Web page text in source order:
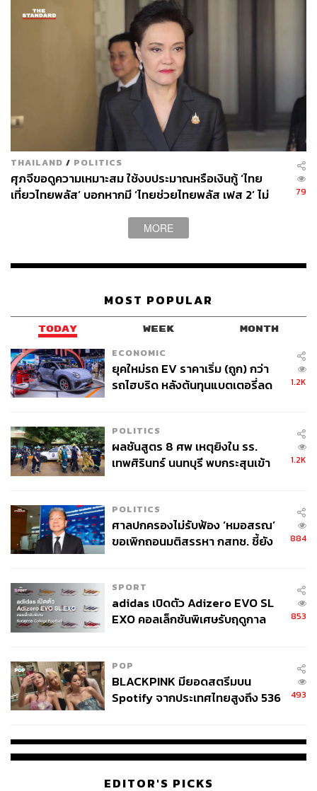
มาตรการช่วยเหลือผู้กู้ยืมเงินเพื่อเป็นของขวัญปีใหม่
พ.ศ. 2566 จากกองทุนเงินให้กู้ยืมเพื่อการศึกษา (กยศ.)
มาตรการของขวัญปีใหม่ปี 2566 ให้กับลูกค้ารายย่อยที่
ไม่มีหลักประกัน / ผู้ค้ำประกัน จากบริษัท บริหาร
สินทรัพย์ ธนาคารอิสลามแห่งประเทศไทย จำกัด
โครงการเที่ยวปีใหม่สุขใจไปกับพิพิธภัณฑ์ธนารักษ์
เพื่อมอบเป็นของขวัญปีใหม่ พ.ศ. 2566 ให้แก่ประชาชน
โครงการสนับสนุนตลาดทุนและเศรษฐกิจของประเทศ
ให้เติบโตอย่างยั่งยืน ลดภาระแก่ผู้ประกอบธุรกิจเพื่อ
ความสุขที่มั่นคงของทุกภาคส่วน จากสำนักงานคณะ
กรรมการกำกับหลักทรัพย์และตลาดหลักทรัพย์ (ก.ล.ต.)
โครงการส่งเสริมให้ประชาชนและผู้ลงทุนมีศักยภาพ
ถูกหลอกลวง จากสำนักงานคณะกรรมการกำกับหลัก
โครงการกรมธรรม์ประกันภัยรายย่อย (ไมโครอินชัว
รันส์) สำหรับเทศกาลปีใหม่ พ.ศ. 2566 จากสำนักงาน
คณะกรรมการกำกับและส่งเสริมการประกอบธุรกิจ
ประกันภัย (คปภ.)
โครงการ ‘ชม ชิม ช็อป ยาสูบเชียงราย’ จากการยาสูบ
แห่งประเทศไทย
ทั้งนี้ พล.อ. ประยุทธ์ จันทร์โอชา นายกรัฐมนตรี และรัฐมนตรี
ว่าการกระทรวงกลาโหม กล่าวภายหลังการประชุมคณะ
รัฐมนตรีถึงของขวัญปีใหม่ 2566 ว่า รัฐบาลก็ดำเนินการอย่าง
เต็มที่ตามศักยภาพที่มีอยู่ ซึ่งต้องเข้าใจด้วยว่ามีการใช้งบ
สำหรับของขวัญในปีนี้จะให้ให้ได้มากที่สุด ซึ่งรายละเอียด
ต่างๆ ให้ฟังจากคณะโฆษกเป็นผู้แถลง
TAGS: กระทรวงการคลัง
ABOUT THE AUTHOR
THE STANDARD TEAM
THAILAND / POLITICS
ศุภจีขอดูความเหมาะสม ใช้งบประมาณหรือเงินกู้ ‘ไทย
เที่ยวไทยพลัส’ บอกหากมี ‘ไทยช่วยไทยพลัส เฟส 2’ ไม่
79
MORE
MOST POPULAR
TODAY WEEK MONTH
ECONOMIC
ยุคใหม่รถ EV ราคาเริ่ม (ถูก) กว่า
รถไฮบริด หลังต้นทุนแบตเตอรี่ลด
1.2K
POLITICS
ผลชันสูตร 8 ศพ เหตุยิงใน รร.
เทพศิรินทร์ นนทบุรี พบกระสุนเข้า
1.2K
POLITICS
ศาลปกครองไม่รับฟ้อง ‘หมอสรณ’
ขอเพิกถอนมติสรรหา กสทช. ชี้ยัง
884
SPORT
adidas เปิดตัว Adizero EVO SL
EXO คอลเล็กชันพิเศษรับฤดูกาล
853
POP
BLACKPINK มียอดสตรีมบน
Spotify จากประเทศไทยสูงถึง 536
493
EDITOR'S PICKS